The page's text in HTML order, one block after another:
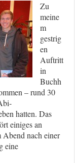
Zu
meine
m
gestrig
en
Auftritt
in
Buchh
– rund 30
hatten. Das
einiges an
nach einer
eine